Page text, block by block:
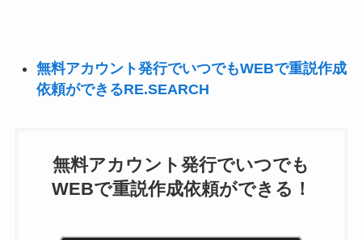
無料アカウント発行でいつでもWEBで重説作成
依頼ができるRE.SEARCH
無料アカウント発行でいつでも
WEBで重説作成依頼ができる！